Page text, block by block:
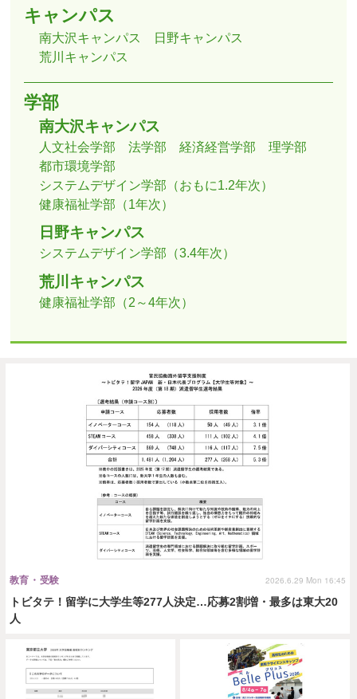
キャンパス
南大沢キャンパス
日野キャンパス
荒川キャンパス
学部
南大沢キャンパス
人文社会学部 法学部 経済経営学部
理学部
都市環境学部
システムデザイン学部（おもに1.2年次）
健康福祉学部（1年次）
日野キャンパス
システムデザイン学部（3.4年次）
荒川キャンパス
健康福祉学部（2～4年次）
トビタテ！留学に大学生等277人決定…応募2割増・最多は東大20
人
教育・受験 2026.6.29 Mon 16:45